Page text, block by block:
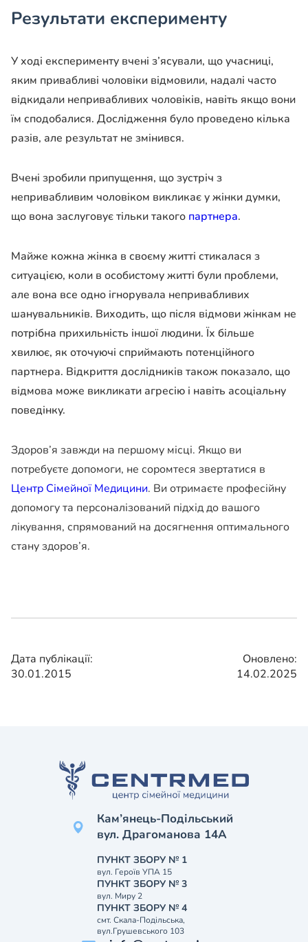
Результати експерименту
У ході експерименту вчені з’ясували, що учасниці,
яким привабливі чоловіки відмовили, надалі часто
відкидали непривабливих чоловіків, навіть якщо вони
їм сподобалися. Дослідження було проведено кілька
разів, але результат не змінився.
Вчені зробили припущення, що зустріч з
непривабливим чоловіком викликає у жінки думки,
що вона заслуговує тільки такого партнера.
Майже кожна жінка в своєму житті стикалася з
ситуацією, коли в особистому житті були проблеми,
але вона все одно ігнорувала непривабливих
шанувальників. Виходить, що після відмови жінкам не
потрібна прихильність іншої людини. Їх більше
хвилює, як оточуючі сприймають потенційного
партнера. Відкриття дослідників також показало, що
відмова може викликати агресію і навіть асоціальну
поведінку.
Здоров’я завжди на першому місці. Якщо ви
потребуєте допомоги, не соромтеся звертатися в
Центр Сімейної Медицини. Ви отримаєте професійну
допомогу та персоналізований підхід до вашого
лікування, спрямований на досягнення оптимального
стану здоров’я.
Дата публікації:
30.01.2015
Оновлено:
14.02.2025
Кам’янець-Подільський
вул. Драгоманова 14А
ПУНКТ ЗБОРУ № 1
вул. Героїв УПА 15
ПУНКТ ЗБОРУ № 3
вул. Миру 2
ПУНКТ ЗБОРУ № 4
смт. Скала-Подільська,
вул.Грушевського 103